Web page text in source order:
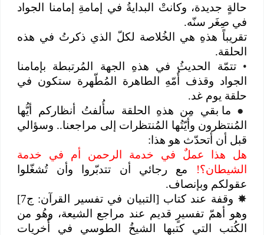
حالةٍ جديدة، وكانتْ البدايةُ في إمامةِ إمامنا الجواد
في صِغَر سنّه.
تقريباً هذهِ هي الخُلاصة لكلّ الذي ذكرتُ في هذه
الحلقة.
• تتمّة الحديثُ في هذهِ الجهة المُرتبطة بإمامنا
الجواد وقذف أُمّهِ الطاهرة المُطّهرة ستكون في
حلقة يوم غد.
●
ما بقي مِن هذهِ الحلقة سأُلفتُ أنظاركم أيُّها
المُنتظرون وأيّتُها المُنتظرات إلى مراجعنا.. وسؤالي
قبل أن أتحدّث هو هذا:
هل هذا عملٌ في خدمة الرحمن أم في خدمة
الشيطان؟!مع رجائي أن تتدبّروا وأن تُشغّلوا
عقولكم وبإنصاف.
✸
وقفة عند كتاب [التبيان في تفسير القرآن: ج7]
وهو أهمّ تفسيرٍ قديم عند مراجع الشيعة، وهُو من
الكُتب التي كتبها الشيخُ الطوسي في أُخريات